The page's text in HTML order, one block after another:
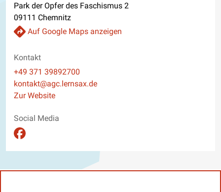
Park der Opfer des Faschismus 2
09111 Chemnitz
Auf Google Maps anzeigen
Kontakt
Telefon
+49 371 39892700
E-Mail
kontakt@agc.lernsax.de
Website
Zur Website
Social Media
Auftritt auf Facebook ansehen